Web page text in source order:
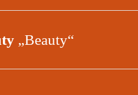
„Beauty“